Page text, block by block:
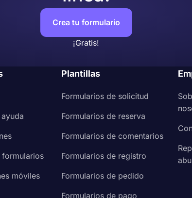
Crea tu formulario
¡Gratis!
formularios
móviles
Plantillas
Formularios de solicitud
Formularios de reserva
Formularios de comentarios
Formularios de registro
Formularios de pedido
Formularios de pago